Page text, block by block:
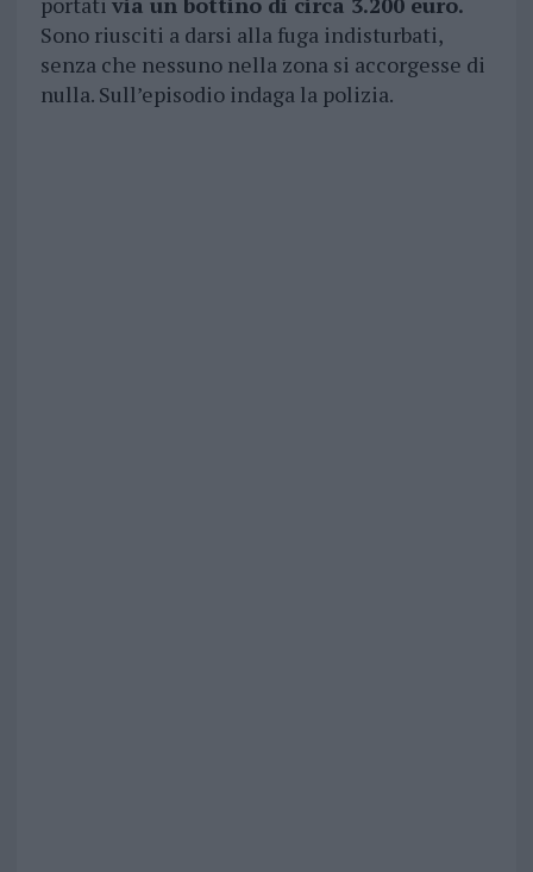
Sono riusciti a darsi alla fuga indisturbati,
senza che nessuno nella zona si accorgesse di
nulla. Sull’episodio indaga la polizia.